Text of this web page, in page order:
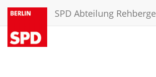
SPD Abteilung Rehberge